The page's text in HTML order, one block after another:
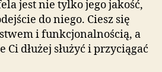
jest nie tylko jego jakość,
do niego. Ciesz się
i funkcjonalnością, a
dłużej służyć i przyciągać